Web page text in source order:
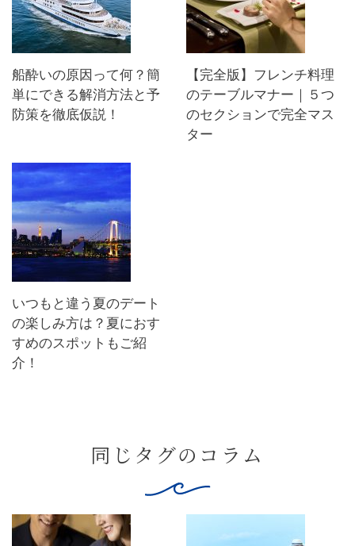
船酔いの原因って何？簡
単にできる解消方法と予
防策を徹底仮説！
【完全版】フレンチ料理
のテーブルマナー｜５つ
のセクションで完全マス
ター
いつもと違う夏のデート
の楽しみ方は？夏におす
すめのスポットもご紹
介！
同じタグのコラム